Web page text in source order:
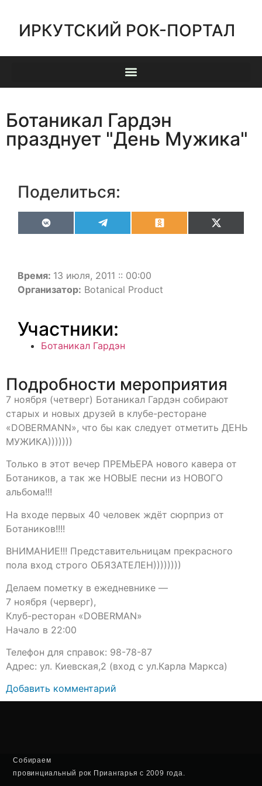
ИРКУТСКИЙ РОК-ПОРТАЛ
Ботаникал Гардэн
празднует "День Мужика"
Поделиться:
VK OdnoklassnikiX
(Twitter)
Время: 13 июля, 2011 :: 00:00
Организатор: Botanical Product
Участники:
Ботаникал Гардэн
Подробности мероприятия
7 ноября (четверг) Ботаникал Гардэн собирают
старых и новых друзей в клубе-ресторане
«DOBERMANN», что бы как следует отметить ДЕНЬ
МУЖИКА)))))))
Только в этот вечер ПРЕМЬЕРА нового кавера от
Ботаников, а так же НОВЫЕ песни из НОВОГО
альбома!!!
На входе первых 40 человек ждёт сюрприз от
Ботаников!!!!
ВНИМАНИЕ!!! Представительницам прекрасного
пола вход строго ОБЯЗАТЕЛЕН))))))))
Делаем пометку в ежедневнике —
7 ноября (черверг),
Клуб-ресторан «DOBERMAN»
Начало в 22:00
Телефон для справок: 98-78-87
Адрес: ул. Киевская,2 (вход с ул.Карла Маркса)
Добавить комментарий
Собираем
провинциальный рок Приангарья с 2009 года.